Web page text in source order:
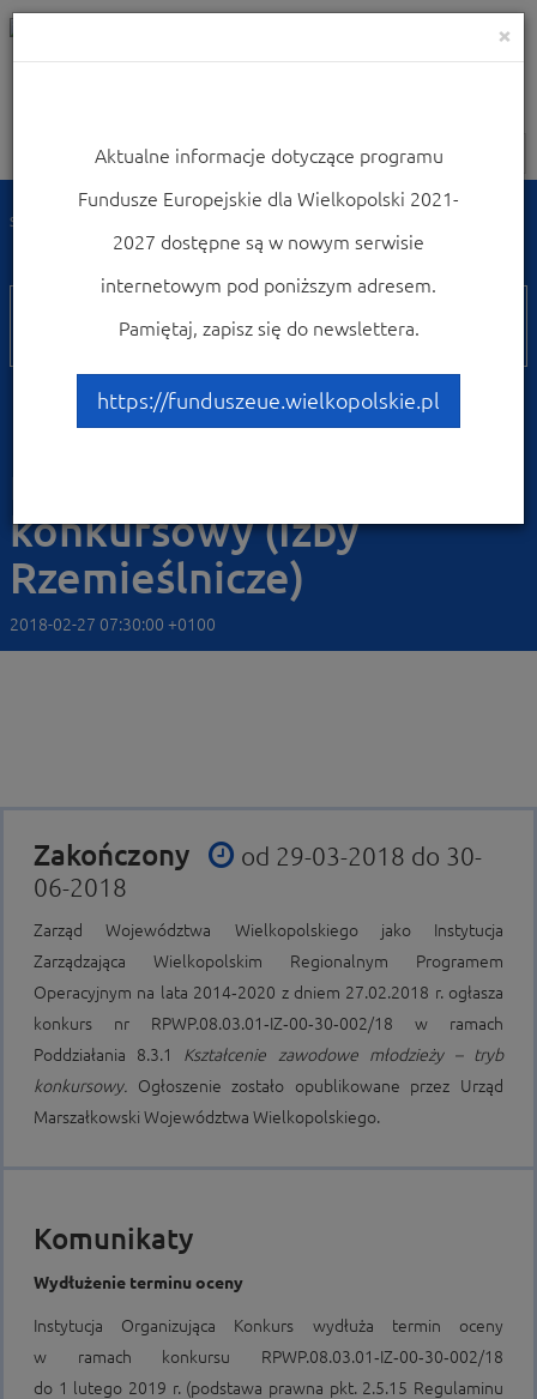
Nawigacja
Strona główna
Zobacz ogłoszenia i wyniki naborów wniosków
8.3
Poddziałanie 8.3.1.
Kształcenie zawodowe
konkursowy (Izby
Rzemieślnicze)
2018-02-27 07:30:00 +0100
Zakończony
od 29-03-2018 do 30-
06-2018
Zarząd Województwa Wielkopolskiego jako Instytucja
Zarządzająca Wielkopolskim Regionalnym Programem
Operacyjnym na lata 2014‑2020 z dniem 27.02.2018 r. ogłasza
konkurs nr RPWP.08.03.01‑IZ‑00‑30‑002/18 w ramach
Poddziałania 8.3.1 Kształcenie zawodowe młodzieży – tryb
konkursowy. Ogłoszenie zostało opublikowane przez Urząd
Marszałkowski Województwa Wielkopolskiego.
Komunikaty
Wydłużenie terminu oceny
Instytucja Organizująca Konkurs wydłuża termin oceny
w ramach konkursu RPWP.08.03.01‑IZ‑00‑30‑002/18
do 1 lutego 2019 r. (podstawa prawna pkt. 2.5.15 Regulaminu
×
Aktualne informacje dotyczące programu
Fundusze Europejskie dla Wielkopolski 2021-
2027 dostępne są w nowym serwisie
internetowym pod poniższym adresem.
Pamiętaj, zapisz się do newslettera.
https://funduszeue.wielkopolskie.pl